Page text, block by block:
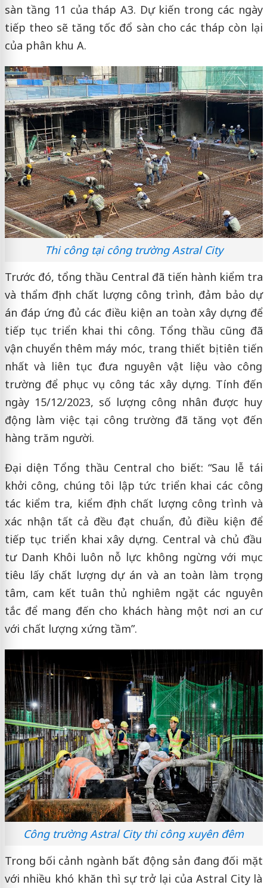
sàn tầng 11 của tháp A3. Dự kiến trong các ngày
tiếp theo sẽ tăng tốc đổ sàn cho các tháp còn lại
của phân khu A.
Thi công tại công trường Astral City
Trước đó, tổng thầu Central đã tiến hành kiểm tra
và thẩm định chất lượng công trình, đảm bảo dự
án đáp ứng đủ các điều kiện an toàn xây dựng để
tiếp tục triển khai thi công. Tổng thầu cũng đã
vận chuyển thêm máy móc, trang thiết bị tiên tiến
nhất và liên tục đưa nguyên vật liệu vào công
trường để phục vụ công tác xây dựng. Tính đến
ngày 15/12/2023, số lượng công nhân được huy
động làm việc tại công trường đã tăng vọt đến
hàng trăm người.
Đại diện Tổng thầu Central cho biết: “Sau lễ tái
khởi công, chúng tôi lập tức triển khai các công
tác kiểm tra, kiểm định chất lượng công trình và
xác nhận tất cả đều đạt chuẩn, đủ điều kiện để
tiếp tục triển khai xây dựng. Central và chủ đầu
tư Danh Khôi luôn nỗ lực không ngừng với mục
tiêu lấy chất lượng dự án và an toàn làm trọng
tâm, cam kết tuân thủ nghiêm ngặt các nguyên
tắc để mang đến cho khách hàng một nơi an cư
với chất lượng xứng tầm”.
Công trường Astral City thi công xuyên đêm
Trong bối cảnh ngành bất động sản đang đối mặt
với nhiều khó khăn thì sự trở lại của Astral City là